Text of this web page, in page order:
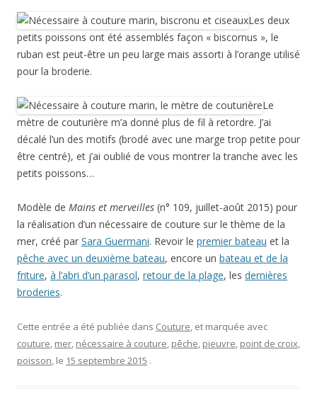
Les deux
petits poissons ont été assemblés façon « biscornus », le
ruban est peut-être un peu large mais assorti à l’orange utilisé
pour la broderie.
Le
mètre de couturière m’a donné plus de fil à retordre. J’ai
décalé l’un des motifs (brodé avec une marge trop petite pour
être centré), et j’ai oublié de vous montrer la tranche avec les
petits poissons…
Modèle de Mains et merveilles (n° 109, juillet-août 2015) pour
la réalisation d’un nécessaire de couture sur le thème de la
mer, créé par Sara Guermani. Revoir le premier bateau et la
pêche avec un deuxième bateau, encore un bateau et de la
friture, à l’abri d’un parasol, retour de la plage, les dernières
broderies.
Cette entrée a été publiée dans Couture, et marquée avec
couture, mer, nécessaire à couture, pêche, pieuvre, point de croix,
poisson, le 15 septembre 2015 .